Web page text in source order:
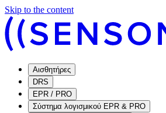
Skip to the content
Αισθητήρες
DRS
EPR / PRO
Σύστημα λογισμικού EPR & PRO